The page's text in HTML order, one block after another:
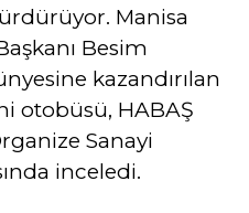
WhatsApp
İhbar Hattı
Manisa
Besim
kazandırılan
otobüsü, HABAŞ
Sanayi
inceledi.